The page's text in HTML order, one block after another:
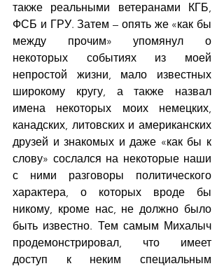
также реальными ветеранами КГБ,
ФСБ и ГРУ. Затем – опять же «как бы
между прочим» упомянул о
некоторых событиях из моей
непростой жизни, мало известных
широкому кругу, а также назвал
имена некоторых моих немецких,
канадских, литовских и американских
друзей и знакомых и даже «как бы к
слову» сослался на некоторые наши
с ними разговоры политического
характера, о которых вроде бы
никому, кроме нас, не должно было
быть известно. Тем самым Михалыч
продемонстрировал, что имеет
доступ к неким специальным